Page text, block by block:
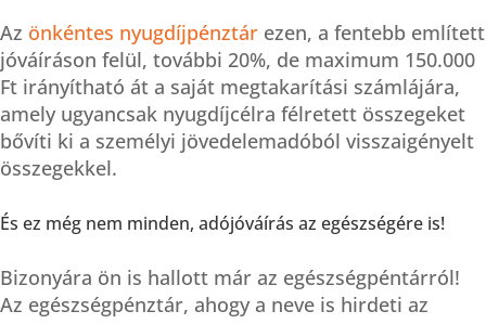
Az önkéntes nyugdíjpénztár ezen, a fentebb említett
jóváíráson felül, további 20%, de maximum 150.000
Ft irányítható át a saját megtakarítási számlájára,
amely ugyancsak nyugdíjcélra félretett összegeket
bővíti ki a személyi jövedelemadóból visszaigényelt
összegekkel.
És ez még nem minden, adójóváírás az egészségére is!
Bizonyára ön is hallott már az egészségpéntárról!
Az egészségpénztár, ahogy a neve is hirdeti az